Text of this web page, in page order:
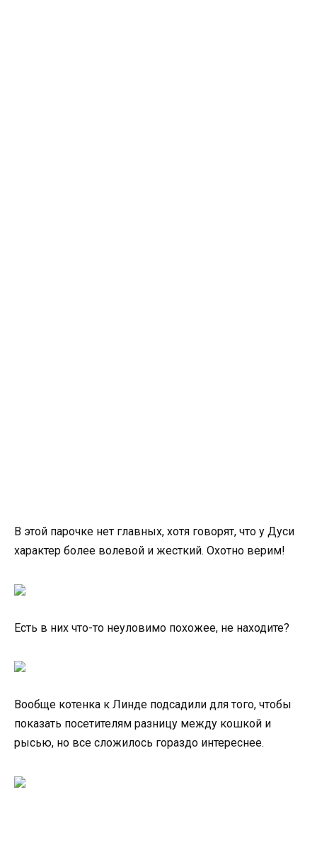
В этой парочке нет главных, хотя говорят, что у Дуси
характер более волевой и жесткий. Охотно верим!
Есть в них что-то неуловимо похожее, не находите?
Вообще котенка к Линде подсадили для того, чтобы
показать посетителям разницу между кошкой и
рысью, но все сложилось гораздо интереснее.